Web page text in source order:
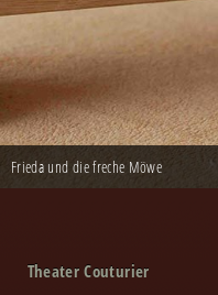
Frieda und die freche Möwe
Theater Couturier